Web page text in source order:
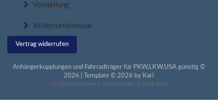
Vorstellung
Widerrufsformular
Vertrag widerrufen
Anhängerkupplungen und Fahrradträger für PKW,LKW,USA günstig ©
2026 | Template © 2026 by Karl
mod ified eCommerce Shopsoftware © 2009-2026